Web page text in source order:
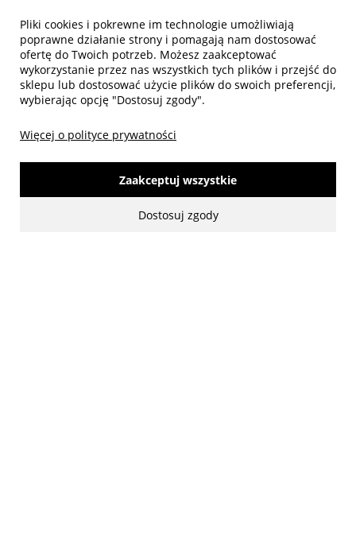
Biuro obsługi klienta
Pliki cookies i pokrewne im technologie umożliwiają
poprawne działanie strony i pomagają nam dostosować
ofertę do Twoich potrzeb. Możesz zaakceptować
wykorzystanie przez nas wszystkich tych plików i przejść do
sklepu lub dostosować użycie plików do swoich preferencji,
wybierając opcję "Dostosuj zgody".
Więcej o polityce prywatności
Dostosuj zgody
Zaakceptuj wszystkie